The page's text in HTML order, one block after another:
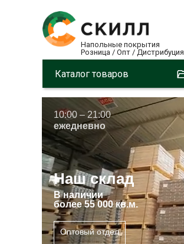
Напольные покрытия
Розница / Опт / Дистрибуция
Каталог товаров
10:00 – 21:00
ежедневно
Наш склад
Вналичии
более 55 000 кв.м.
Оптовый отдел